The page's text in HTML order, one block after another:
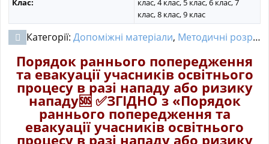
Клас:
клас, 4 клас, 5 клас, 6 клас, 7
клас, 8 клас, 9 клас
Категорії: Допоміжні матеріали, Методичні розробки
Порядок раннього попередження
та евакуації учасників освітнього
процесу в разі нападу або ризику
нападу🆘 ✅ЗГІДНО з «Порядок
раннього попередження та
евакуації учасників освітнього
процесу в разі нападу або ризику